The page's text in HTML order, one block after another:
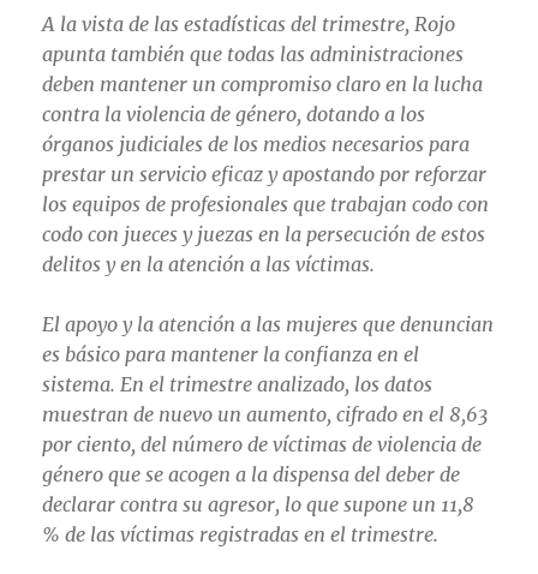
A la vista de las estadísticas del trimestre, Rojo
apunta también que todas las administraciones
deben mantener un compromiso claro en la lucha
contra la violencia de género, dotando a los
órganos judiciales de los medios necesarios para
prestar un servicio eficaz y apostando por reforzar
los equipos de profesionales que trabajan codo con
codo con jueces y juezas en la persecución de estos
delitos y en la atención a las víctimas.
El apoyo y la atención a las mujeres que denuncian
es básico para mantener la confianza en el
sistema. En el trimestre analizado, los datos
muestran de nuevo un aumento, cifrado en el 8,63
por ciento, del número de víctimas de violencia de
género que se acogen a la dispensa del deber de
declarar contra su agresor, lo que supone un 11,8
% de las víctimas registradas en el trimestre.